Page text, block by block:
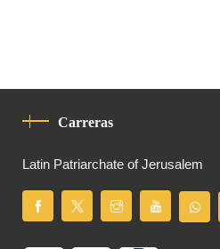
Carreras
Latin Patriarchate of Jerusalem